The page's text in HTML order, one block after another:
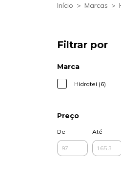
Início > Marcas >
Filtrar por
Marca
Hidratei (6)
Preço
De Até